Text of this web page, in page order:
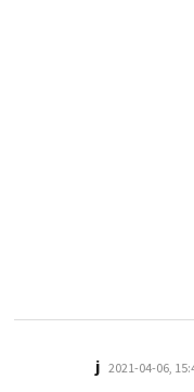
j 댓
글:
2021-04-06,